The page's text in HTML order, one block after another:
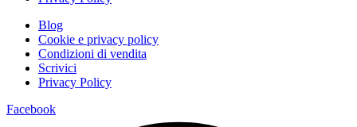
Blog
Cookie e privacy policy
Condizioni di vendita
Scrivici
Privacy Policy
Facebook